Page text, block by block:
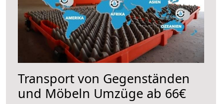
Transport von Gegenständen
und Möbeln Umzüge ab 66€